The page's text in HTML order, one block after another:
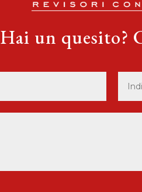
Hai un quesito?